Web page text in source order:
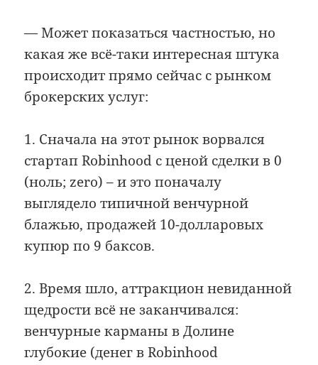
— Может показаться частностью, но
какая же всё-таки интересная штука
происходит прямо сейчас с рынком
брокерских услуг:
1. Сначала на этот рынок ворвался
стартап Robinhood с ценой сделки в 0
(ноль; zero) – и это поначалу
выглядело типичной венчурной
блажью, продажей 10-долларовых
купюр по 9 баксов.
2. Время шло, аттракцион невиданной
щедрости всё не заканчивался:
венчурные карманы в Долине
глубокие (денег в Robinhood